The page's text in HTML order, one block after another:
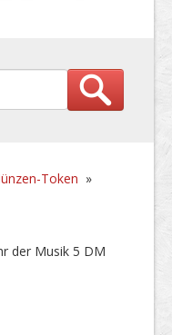
Token »
der Musik 5 DM